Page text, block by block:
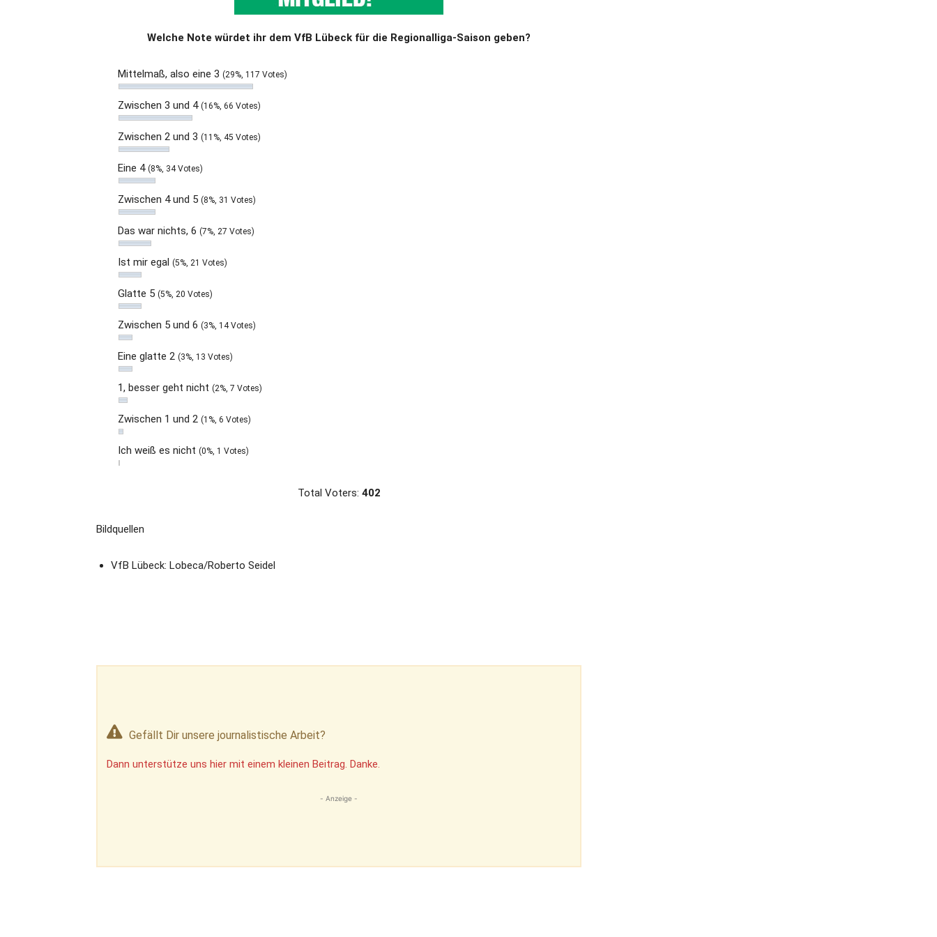
Welche Note würdet ihr dem VfB Lübeck für die Regionalliga-Saison geben?
Mittelmaß, also eine 3 (29%, 117 Votes)
Zwischen 3 und 4 (16%, 66 Votes)
Zwischen 2 und 3 (11%, 45 Votes)
Eine 4 (8%, 34 Votes)
Zwischen 4 und 5 (8%, 31 Votes)
Das war nichts, 6 (7%, 27 Votes)
Ist mir egal (5%, 21 Votes)
Glatte 5 (5%, 20 Votes)
Zwischen 5 und 6 (3%, 14 Votes)
Eine glatte 2 (3%, 13 Votes)
1, besser geht nicht (2%, 7 Votes)
Zwischen 1 und 2 (1%, 6 Votes)
Ich weiß es nicht (0%, 1 Votes)
Total Voters: 402
Bildquellen
VfB Lübeck: Lobeca/Roberto Seidel
Gefällt Dir unsere journalistische Arbeit?
Dann unterstütze uns hier mit einem kleinen Beitrag. Danke.
- Anzeige -